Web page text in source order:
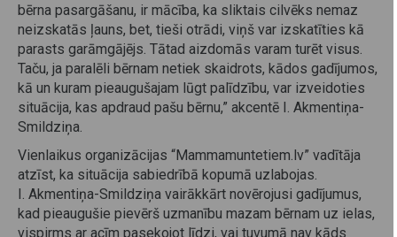
bērna pasargāšanu, ir mācība, ka sliktais cilvēks nemaz
neizskatās ļauns, bet, tieši otrādi, viņš var izskatīties kā
parasts garāmgājējs. Tātad aizdomās varam turēt visus.
Taču, ja paralēli bērnam netiek skaidrots, kādos gadījumos,
kā un kuram pieaugušajam lūgt palīdzību, var izveidoties
situācija, kas apdraud pašu bērnu,” akcentē I. Akmentiņa-
Smildziņa.
Vienlaikus organizācijas “Mammamuntetiem.lv” vadītāja
atzīst, ka situācija sabiedrībā kopumā uzlabojas.
I. Akmentiņa-Smildziņa vairākkārt novērojusi gadījumus,
kad pieaugušie pievērš uzmanību mazam bērnam uz ielas,
vispirms ar acīm pasekojot līdzi, vai tuvumā nav kāds